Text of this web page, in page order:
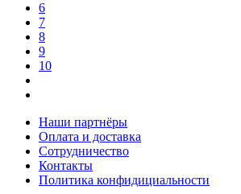
6
7
8
9
10
Наши партнёры
Оплата и доставка
Сотрудничество
Контакты
Политика конфидициальности